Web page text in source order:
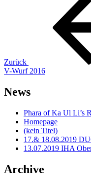
Zurück
V-Wurf 2016
News
Phara of Ka Ul Li’s
Homepage
(kein Titel)
17.& 18.08.2019
13.07.2019 IHA
Archive